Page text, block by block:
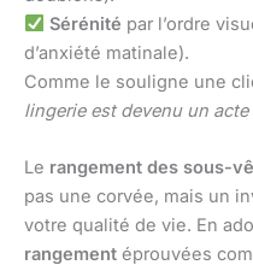
Sérénité par l’ordre
d’anxiété matinale).
Comme le souligne une
lingerie est devenu un
Le rangement des sous-
pas une corvée, mais un
votre qualité de vie. En
rangement éprouvées